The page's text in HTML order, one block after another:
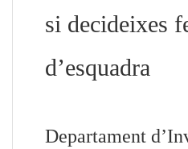
si decideixes
d’esquadra
Departament